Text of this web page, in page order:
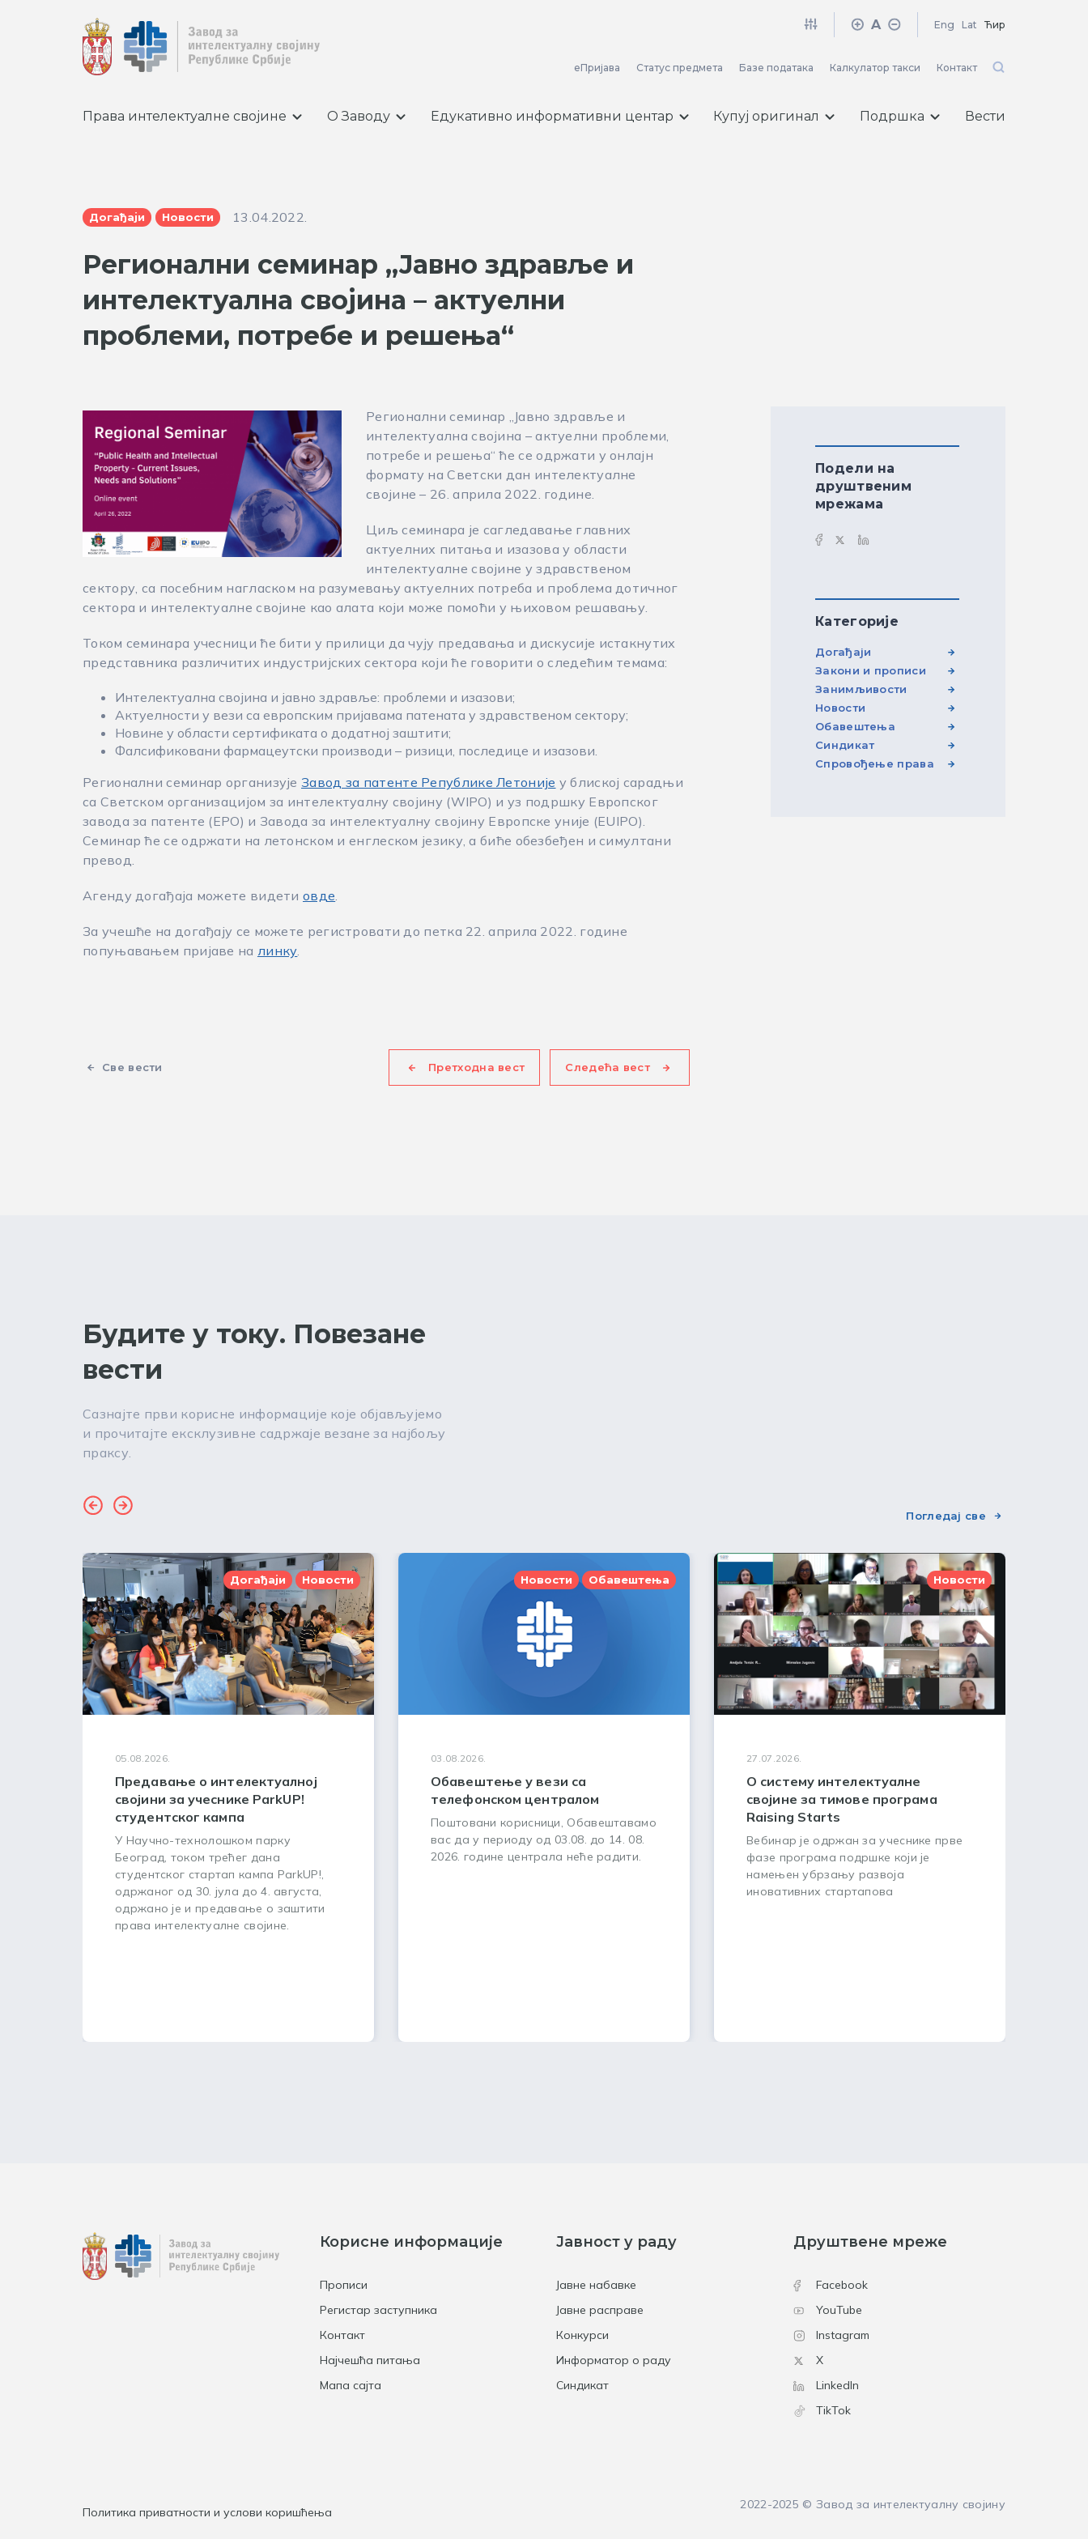
A Eng Lat Ћир
еПријава Статус предмета Базе података Калкулатор такси Контакт
Права интелектуалне својине О Заводу Едукативно информативни центар Купуј оригинал Подршка Вести
Догађаји Новости 13.04.2022.
Регионални семинар „Јавно здравље и
интелектуална својина – актуелни
проблеми, потребе и решења“
Регионални семинар „Јавно здравље и
интелектуална својина – актуелни проблеми,
потребе и решења“ ће се одржати у онлајн
формату на Светски дан интелектуалне
својине – 26. априла 2022. године.
Циљ семинара је сагледавање главних
актуелних питања и изазова у области
интелектуалне својине у здравственом
сектору, са посебним нагласком на разумевању актуелних потреба и проблема дотичног
сектора и интелектуалне својине као алата који може помоћи у њиховом решавању.
Током семинара учесници ће бити у прилици да чују предавања и дискусије истакнутих
представника различитих индустријских сектора који ће говорити о следећим темама:
Интелектуална својина и јавно здравље: проблеми и изазови;
Актуелности у вези са европским пријавама патената у здравственом сектору;
Новине у области сертификата о додатној заштити;
Фалсификовани фармацеутски производи – ризици, последице и изазови.
Регионални семинар организује Завод за патенте Републике Летоније у блиској сарадњи
са Светском организацијом за интелектуалну својину (WIPO) и уз подршку Европског
завода за патенте (EPO) и Завода за интелектуалну својину Европске уније (EUIPO).
Семинар ће се одржати на летонском и енглеском језику, а биће обезбеђен и симултани
превод.
Агенду догађаја можете видети овде.
За учешће на догађају се можете регистровати до петка 22. априла 2022. године
попуњавањем пријаве на линку.
Све вести Претходна вест Следећа вест
Подели на
друштвеним
мрежама
Категорије
Догађаји
Закони и прописи
Занимљивости
Новости
Обавештења
Синдикат
Спровођење права
Будите у току. Повезане
вести
Сазнајте први корисне информације које објављујемо
и прочитајте ексклузивне садржаје везане за најбољу
праксу.
Погледај све
Догађаји Новости
05.08.2026.
Предавање о интелектуалној
својини за учеснике ParkUP!
студентског кампа
У Научно-технолошком парку
Београд, током трећег дана
студентског стартап кампа ParkUP!,
одржаног од 30. јула до 4. августа,
одржано је и предавање о заштити
права интелектуалне својине.
Новости Обавештења
03.08.2026.
Обавештење у вези са
телефонском централом
Поштовани корисници, Обавештавамо
вас да у периоду од 03.08. до 14. 08.
2026. године централа неће радити.
Новости
27.07.2026.
О систему интелектуалне
својине за тимове програма
Raising Starts
Вебинар је одржан за учеснике прве
фазе програма подршке који је
намењен убрзању развоја
иновативних стартапова
Корисне информације
Прописи
Регистар заступника
Контакт
Најчешћа питања
Мапа сајта
Јавност у раду
Јавне набавке
Јавне расправе
Конкурси
Информатор о раду
Синдикат
Друштвене мреже
Facebook
YouTube
Instagram
X
LinkedIn
TikTok
Политика приватности и услови коришћења
2022-2025 © Завод за интелектуалну својину